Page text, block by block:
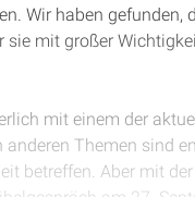
Wir haben gefunden,
sie mit großer
mit einem der
Themen sind
betreffen. Aber mit